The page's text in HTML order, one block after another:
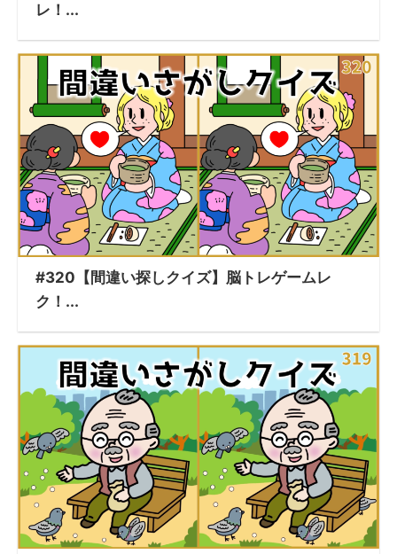
レ！...
#320【間違い探しクイズ】脳トレゲームレ
ク！...